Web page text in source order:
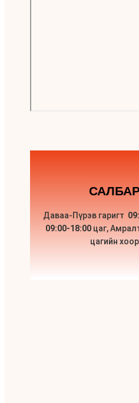
Даваа-Пүрэв гаригт
09:00-18:00цаг,
цагийн